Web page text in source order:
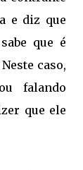
e diz que
que é
caso,
falando
que ele